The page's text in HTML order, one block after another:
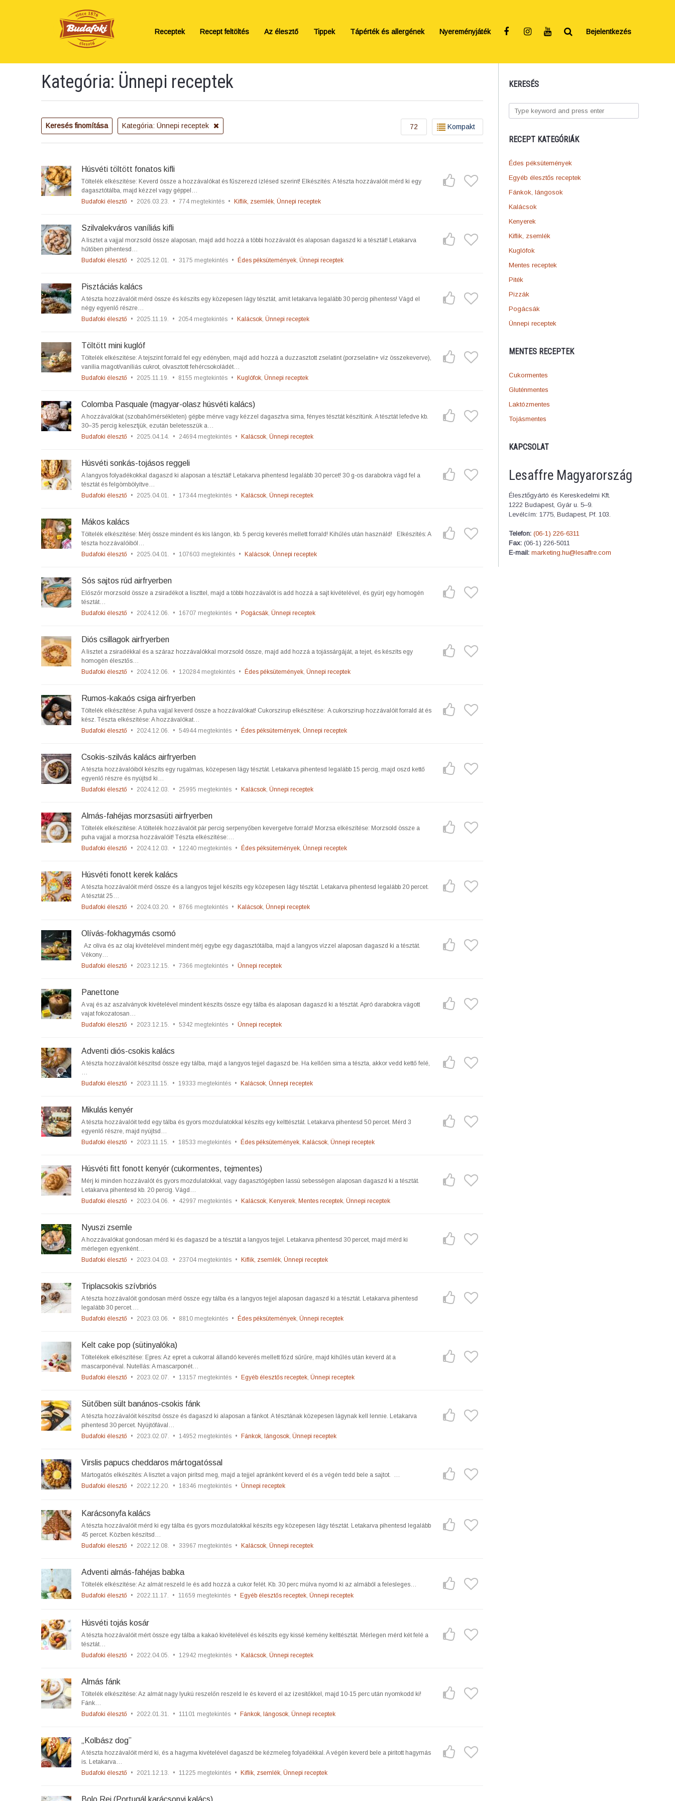
Receptek Recept feltöltés Az élesztő Tippek Tápérték és allergének Nyereményjáték Bejelentkezés
KERESÉS
RECEPT KATEGÓRIÁK
Édes péksütemények
Egyéb élesztős receptek
Fánkok, lángosok
Kalácsok
Kenyerek
Kiflik, zsemlék
Kuglófok
Mentes receptek
Piték
Pizzák
Pogácsák
Ünnepi receptek
MENTES RECEPTEK
Cukormentes
Gluténmentes
Laktózmentes
Tojásmentes
KAPCSOLAT
Lesaffre Magyarország
Élesztőgyártó és Kereskedelmi Kft.
1222 Budapest, Gyár u. 5–9.
Levélcím: 1775, Budapest, Pf. 103.
Telefon: (06-1) 226-6311
Fax: (06-1) 226-5011
E-mail: marketing.hu@lesaffre.com
Kategória: Ünnepi receptek
Keresés finomítása Kategória: Ünnepi receptek Kompakt
72
Húsvéti töltött fonatos kifli
Töltelék elkészítése: Keverd össze a hozzávalókat és fűszerezd ízlésed szerint! Elkészítés: A tészta hozzávalóit mérd ki egy
dagasztótálba, majd kézzel vagy géppel…
Budafoki élesztő • 2026.03.23. • 774 megtekintés • Kiflik, zsemlék, Ünnepi receptek
Szilvalekváros vaníliás kifli
A lisztet a vajjal morzsold össze alaposan, majd add hozzá a többi hozzávalót és alaposan dagaszd ki a tésztát! Letakarva
hűtőben pihentesd…
Budafoki élesztő • 2025.12.01. • 3175 megtekintés • Édes péksütemények, Ünnepi receptek
Pisztáciás kalács
A tészta hozzávalóit mérd össze és készíts egy közepesen lágy tésztát, amit letakarva legalább 30 percig pihentess! Vágd el
négy egyenlő részre…
Budafoki élesztő • 2025.11.19. • 2054 megtekintés • Kalácsok, Ünnepi receptek
Töltött mini kuglóf
Töltelék elkészítése: A tejszínt forrald fel egy edényben, majd add hozzá a duzzasztott zselatint (porzselatin+ víz összekeverve),
vanília magot/vaníliás cukrot, olvasztott fehércsokoládét…
Budafoki élesztő • 2025.11.19. • 8155 megtekintés • Kuglófok, Ünnepi receptek
Colomba Pasquale (magyar-olasz húsvéti kalács)
A hozzávalókat (szobahőmérsékleten) gépbe mérve vagy kézzel dagasztva sima, fényes tésztát készítünk. A tésztát lefedve kb.
30–35 percig kelesztjük, ezután beletesszük a…
Budafoki élesztő • 2025.04.14. • 24694 megtekintés • Kalácsok, Ünnepi receptek
Húsvéti sonkás-tojásos reggeli
A langyos folyadékokkal dagaszd ki alaposan a tésztát! Letakarva pihentesd legalább 30 percet! 30 g-os darabokra vágd fel a
tésztát és felgömbölyítve…
Budafoki élesztő • 2025.04.01. • 17344 megtekintés • Kalácsok, Ünnepi receptek
Mákos kalács
Töltelék elkészítése: Mérj össze mindent és kis lángon, kb. 5 percig keverés mellett forrald! Kihűlés után használd! Elkészítés: A
tészta hozzávalóiból…
Budafoki élesztő • 2025.04.01. • 107603 megtekintés • Kalácsok, Ünnepi receptek
Sós sajtos rúd airfryerben
Előszőr morzsold össze a zsiradékot a liszttel, majd a többi hozzávalót is add hozzá a sajt kivételével, és gyúrj egy homogén
tésztát…
Budafoki élesztő • 2024.12.06. • 16707 megtekintés • Pogácsák, Ünnepi receptek
Diós csillagok airfryerben
A lisztet a zsiradékkal és a száraz hozzávalókkal morzsold össze, majd add hozzá a tojássárgáját, a tejet, és készíts egy
homogén élesztős…
Budafoki élesztő • 2024.12.06. • 120284 megtekintés • Édes péksütemények, Ünnepi receptek
Rumos-kakaós csiga airfryerben
Töltelék elkészítése: A puha vajjal keverd össze a hozzávalókat! Cukorszirup elkészítése: A cukorszirup hozzávalóit forrald át és
kész. Tészta elkészítése: A hozzávalókat…
Budafoki élesztő • 2024.12.06. • 54944 megtekintés • Édes péksütemények, Ünnepi receptek
Csokis-szilvás kalács airfryerben
A tészta hozzávalóiból készíts egy rugalmas, közepesen lágy tésztát. Letakarva pihentesd legalább 15 percig, majd oszd kettő
egyenlő részre és nyújtsd ki…
Budafoki élesztő • 2024.12.03. • 25995 megtekintés • Kalácsok, Ünnepi receptek
Almás-fahéjas morzsasüti airfryerben
Töltelék elkészítése: A töltelék hozzávalóit pár percig serpenyőben kevergetve forrald! Morzsa elkészítése: Morzsold össze a
puha vajjal a morzsa hozzávalóit! Tészta elkészítése:…
Budafoki élesztő • 2024.12.03. • 12240 megtekintés • Édes péksütemények, Ünnepi receptek
Húsvéti fonott kerek kalács
A tészta hozzávalóit mérd össze és a langyos tejjel készíts egy közepesen lágy tésztát. Letakarva pihentesd legalább 20 percet.
A tésztát 25…
Budafoki élesztő • 2024.03.20. • 8766 megtekintés • Kalácsok, Ünnepi receptek
Olívás-fokhagymás csomó
Az olíva és az olaj kivételével mindent mérj egybe egy dagasztótálba, majd a langyos vízzel alaposan dagaszd ki a tésztát.
Vékony…
Budafoki élesztő • 2023.12.15. • 7366 megtekintés • Ünnepi receptek
Panettone
A vaj és az aszalványok kivételével mindent készíts össze egy tálba és alaposan dagaszd ki a tésztát. Apró darabokra vágott
vajat fokozatosan…
Budafoki élesztő • 2023.12.15. • 5342 megtekintés • Ünnepi receptek
Adventi diós-csokis kalács
A tészta hozzávalóit készítsd össze egy tálba, majd a langyos tejjel dagaszd be. Ha kellően sima a tészta, akkor vedd kettő felé,
…
Budafoki élesztő • 2023.11.15. • 19333 megtekintés • Kalácsok, Ünnepi receptek
Mikulás kenyér
A tészta hozzávalóit tedd egy tálba és gyors mozdulatokkal készíts egy kelttésztát. Letakarva pihentesd 50 percet. Mérd 3
egyenlő részre, majd nyújtsd…
Budafoki élesztő • 2023.11.15. • 18533 megtekintés • Édes péksütemények, Kalácsok, Ünnepi receptek
Húsvéti fitt fonott kenyér (cukormentes, tejmentes)
Mérj ki minden hozzávalót és gyors mozdulatokkal, vagy dagasztógépben lassú sebességen alaposan dagaszd ki a tésztát.
Letakarva pihentesd kb. 20 percig. Vágd…
Budafoki élesztő • 2023.04.06. • 42997 megtekintés • Kalácsok, Kenyerek, Mentes receptek, Ünnepi receptek
Nyuszi zsemle
A hozzávalókat gondosan mérd ki és dagaszd be a tésztát a langyos tejjel. Letakarva pihentesd 30 percet, majd mérd ki
mérlegen egyenként…
Budafoki élesztő • 2023.04.03. • 23704 megtekintés • Kiflik, zsemlék, Ünnepi receptek
Triplacsokis szívbriós
A tészta hozzávalóit gondosan mérd össze egy tálba és a langyos tejjel alaposan dagaszd ki a tésztát. Letakarva pihentesd
legalább 30 percet.…
Budafoki élesztő • 2023.03.06. • 8810 megtekintés • Édes péksütemények, Ünnepi receptek
Kelt cake pop (sütinyalóka)
Töltelékek elkészítése: Epres: Az epret a cukorral állandó keverés mellett főzd sűrűre, majd kihűlés után keverd át a
mascarponéval. Nutellás: A mascarponét…
Budafoki élesztő • 2023.02.07. • 13157 megtekintés • Egyéb élesztős receptek, Ünnepi receptek
Sütőben sült banános-csokis fánk
A tészta hozzávalóit készítsd össze és dagaszd ki alaposan a fánkot. A tésztának közepesen lágynak kell lennie. Letakarva
pihentesd 30 percet. Nyújtófával…
Budafoki élesztő • 2023.02.07. • 14952 megtekintés • Fánkok, lángosok, Ünnepi receptek
Virslis papucs cheddaros mártogatóssal
Mártogatós elkészítés: A lisztet a vajon pirítsd meg, majd a tejjel apránként keverd el és a végén tedd bele a sajtot. …
Budafoki élesztő • 2022.12.20. • 18346 megtekintés • Ünnepi receptek
Karácsonyfa kalács
A tészta hozzávalóit mérd ki egy tálba és gyors mozdulatokkal készíts egy közepesen lágy tésztát. Letakarva pihentesd legalább
45 percet. Közben készítsd…
Budafoki élesztő • 2022.12.08. • 33967 megtekintés • Kalácsok, Ünnepi receptek
Adventi almás-fahéjas babka
Töltelék elkészítése: Az almát reszeld le és add hozzá a cukor felét. Kb. 30 perc múlva nyomd ki az almából a felesleges…
Budafoki élesztő • 2022.11.17. • 11659 megtekintés • Egyéb élesztős receptek, Ünnepi receptek
Húsvéti tojás kosár
A tészta hozzávalóit mért össze egy tálba a kakaó kivételével és készíts egy kissé kemény kelttésztát. Mérlegen mérd két felé a
tésztát…
Budafoki élesztő • 2022.04.05. • 12942 megtekintés • Kalácsok, Ünnepi receptek
Almás fánk
Töltelék elkészítése: Az almát nagy lyukú reszelőn reszeld le és keverd el az ízesítőkkel, majd 10-15 perc után nyomkodd ki!
Fánk…
Budafoki élesztő • 2022.01.31. • 11101 megtekintés • Fánkok, lángosok, Ünnepi receptek
„Kolbász dog”
A tészta hozzávalóit mérd ki, és a hagyma kivételével dagaszd be kézmeleg folyadékkal. A végén keverd bele a pirított hagymás
is. Letakarva…
Budafoki élesztő • 2021.12.13. • 11225 megtekintés • Kiflik, zsemlék, Ünnepi receptek